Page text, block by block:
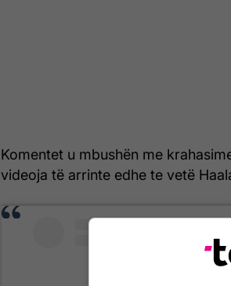
Komentet u mbushën me
videoja të arrinte edhe te vetë